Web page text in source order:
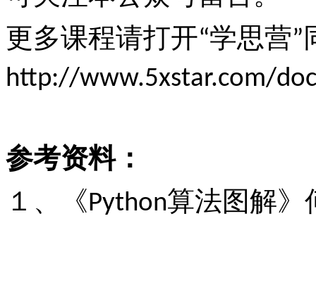
更多课程请打开“学思营”
http://www.5xstar.com/
参考资料：
１、《Python算法图解